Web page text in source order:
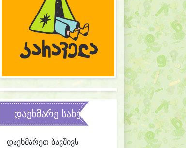
დაეხმარე სახელის შერჩევაში
დაეხმარეთ ბავშივს